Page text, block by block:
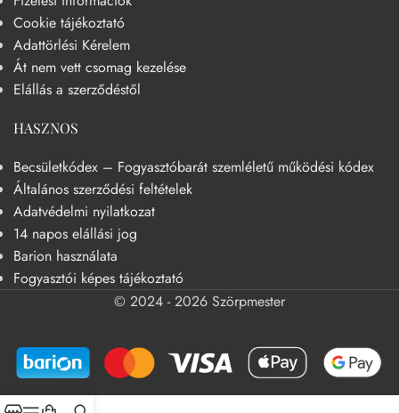
Cookie tájékoztató
Adattörlési Kérelem
Át nem vett csomag kezelése
Elállás a szerződéstől
HASZNOS
Becsületkódex – Fogyasztóbarát szemléletű működési kódex
Általános szerződési feltételek
Adatvédelmi nyilatkozat
14 napos elállási jog
Barion használata
Fogyasztói képes tájékoztató
© 2024 - 2026 Szörpmester